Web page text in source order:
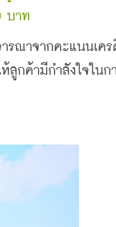
บาท
ณาจากคะแนนเค
ลูกค้ามีกำลังใจในก